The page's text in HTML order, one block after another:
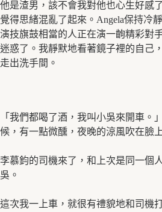
他是渣男，該不會我對他也心生好感
覺得思緒混亂了起來。Angela保持冷
演技旗鼓相當的人正在演一齣精彩對
迷惑了。我靜默地看著鏡子裡的自己
走出洗手間。
「我們都喝了酒，我叫小吳來開車。
候，有一點微醺，夜晚的涼風吹在臉
李慕鈞的司機來了，和上次是同一個
吳。
這次我一上車，就很有禮貌地和司機